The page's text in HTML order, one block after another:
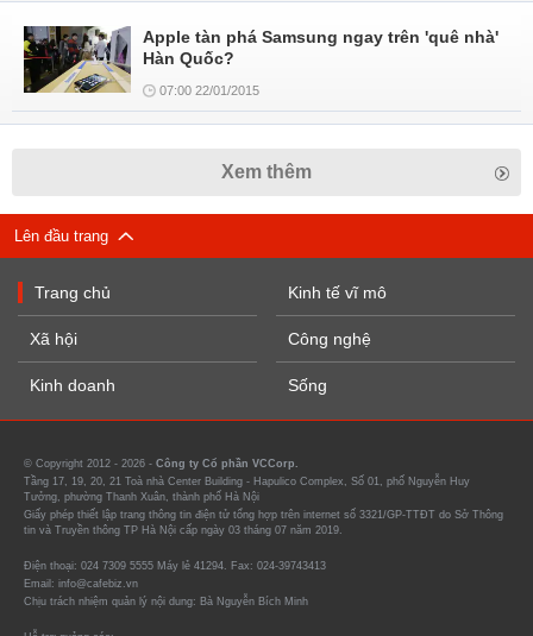
Apple tàn phá Samsung ngay trên 'quê nhà'
Hàn Quốc?
07:00 22/01/2015
Xem thêm
Lên đầu trang
Trang chủ
Xã hội
Kinh doanh
Kinh tế vĩ mô
Công nghệ
Sống
© Copyright 2012 - 2026 - Công ty Cổ phần VCCorp.
Tầng 17, 19, 20, 21 Toà nhà Center Building - Hapulico Complex, Số 01, phố Nguyễn Huy
Tưởng, phường Thanh Xuân, thành phố Hà Nội
Giấy phép thiết lập trang thông tin điện tử tổng hợp trên internet số 3321/GP-TTĐT do Sở Thông
tin và Truyền thông TP Hà Nội cấp ngày 03 tháng 07 năm 2019.
Điện thoại: 024 7309 5555 Máy lẻ 41294. Fax: 024-39743413
Email: info@cafebiz.vn
Chịu trách nhiệm quản lý nội dung: Bà Nguyễn Bích Minh